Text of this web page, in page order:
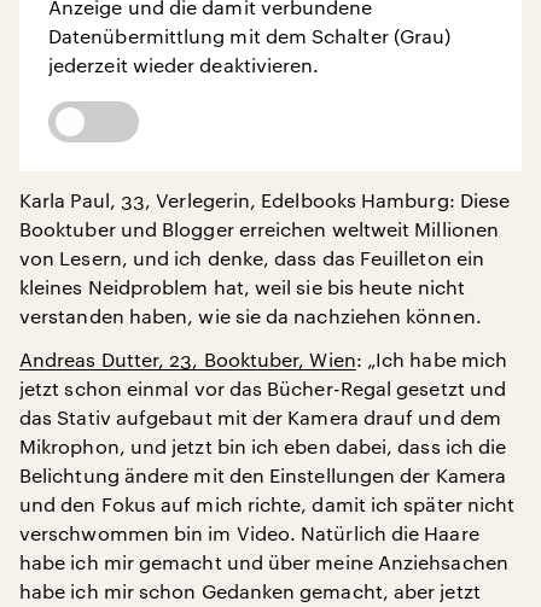
Anzeige und die damit verbundene
Datenübermittlung mit dem Schalter (Grau)
jederzeit wieder deaktivieren.
Karla Paul, 33, Verlegerin, Edelbooks Hamburg: Diese
Booktuber und Blogger erreichen weltweit Millionen
von Lesern, und ich denke, dass das Feuilleton ein
kleines Neidproblem hat, weil sie bis heute nicht
verstanden haben, wie sie da nachziehen können.
Andreas Dutter, 23, Booktuber, Wien: „Ich habe mich
jetzt schon einmal vor das Bücher-Regal gesetzt und
das Stativ aufgebaut mit der Kamera drauf und dem
Mikrophon, und jetzt bin ich eben dabei, dass ich die
Belichtung ändere mit den Einstellungen der Kamera
und den Fokus auf mich richte, damit ich später nicht
verschwommen bin im Video. Natürlich die Haare
habe ich mir gemacht und über meine Anziehsachen
habe ich mir schon Gedanken gemacht, aber jetzt